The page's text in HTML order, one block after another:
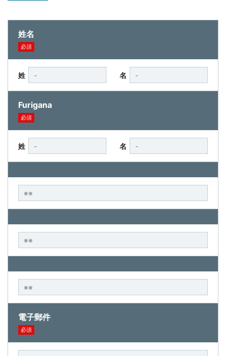
姓名
必須
姓 名
Furigana
必須
姓 名
電子郵件
必須